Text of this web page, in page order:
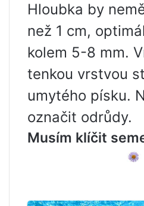
Hloubka by
než 1 cm,
kolem 5-8 mm.
tenkou vrstvou
umytého písku.
označit odrůdy.
Musím klíčit